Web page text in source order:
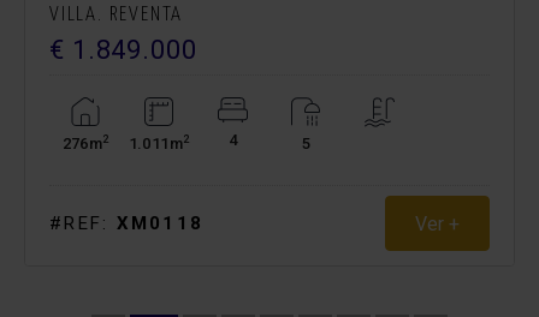
VILLA. REVENTA
€ 1.849.000
276m2 1.011m2 4 5
#REF: XM0118 Ver +